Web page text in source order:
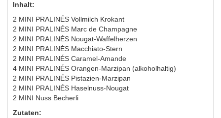
Inhalt:
2 MINI PRALINÉS Vollmilch Krokant
2 MINI PRALINÉS Marc de Champagne
2 MINI PRALINÉS Nougat-Waffelherzen
2 MINI PRALINÉS Macchiato-Stern
2 MINI PRALINÉS Caramel-Amande
4 MINI PRALINÉS Orangen-Marzipan (alkoholhaltig)
2 MINI PRALINÉS Pistazien-Marzipan
2 MINI PRALINÉS Haselnuss-Nougat
2 MINI Nuss Becherli
Zutaten: